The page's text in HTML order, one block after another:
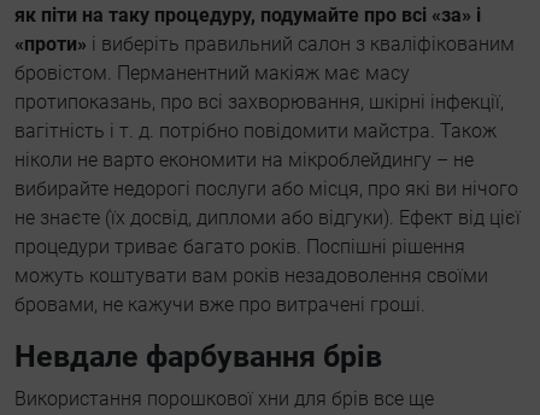
як піти на таку процедуру, подумайте про всі «за» і
«проти» і виберіть правильний салон з кваліфікованим
бровістом. Перманентний макіяж має масу
протипоказань, про всі захворювання, шкірні інфекції,
вагітність і т. д. потрібно повідомити майстра. Також
ніколи не варто економити на мікроблейдингу – не
вибирайте недорогі послуги або місця, про які ви нічого
не знаєте (їх досвід, дипломи або відгуки). Ефект від цієї
процедури триває багато років. Поспішні рішення
можуть коштувати вам років незадоволення своїми
бровами, не кажучи вже про витрачені гроші.
Невдале фарбування брів
Використання порошкової хни для брів все ще